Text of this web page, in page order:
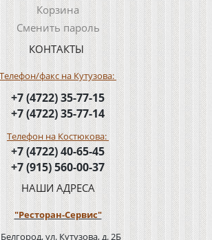
Корзина
Сменить пароль
КОНТАКТЫ
Телефон/факс на Кутузова:
+7 (4722) 35-77-15
+7 (4722) 35-77-14
Телефон на Костюкова:
+7 (4722) 40-65-45
+7 (915) 560-00-37
НАШИ АДРЕСА
"Ресторан-Сервис"
Белгород, ул. Кутузова, д. 2Б